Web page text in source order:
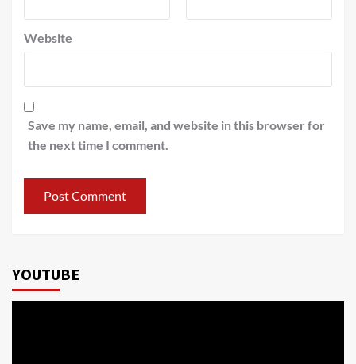
Website
Save my name, email, and website in this browser for
the next time I comment.
YOUTUBE